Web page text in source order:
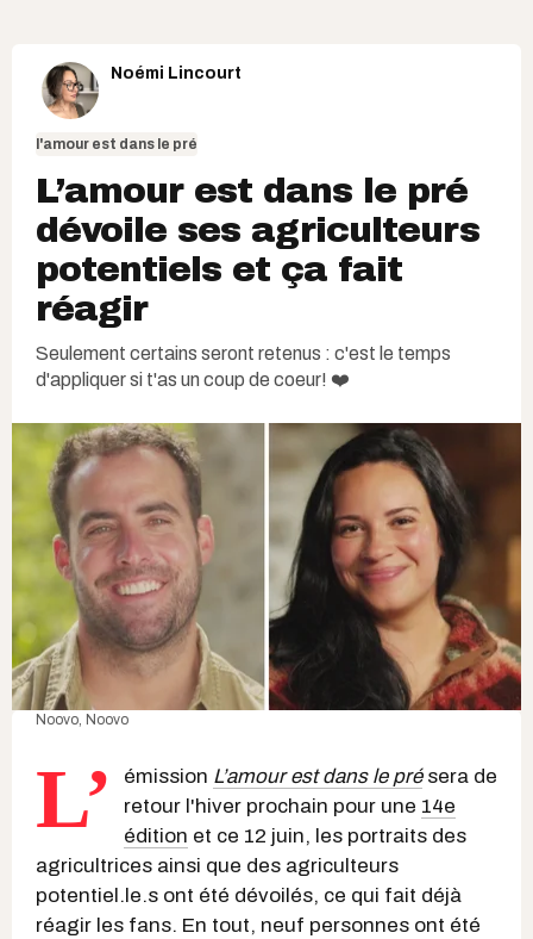
Noémi Lincourt
l'amour est dans le pré
L’amour est dans le pré
dévoile ses agriculteurs
potentiels et ça fait
réagir
Seulement certains seront retenus : c'est le temps
d'appliquer si t'as un coup de coeur! ❤️
Noovo, Noovo
L’ émission L’amour est dans le présera de
retour l'hiver prochain pour une 14e
édition et ce 12 juin, les portraits des
agricultrices ainsi que des agriculteurs
potentiel.le.s ont été dévoilés, ce qui fait déjà
réagir les fans. En tout, neuf personnes ont été